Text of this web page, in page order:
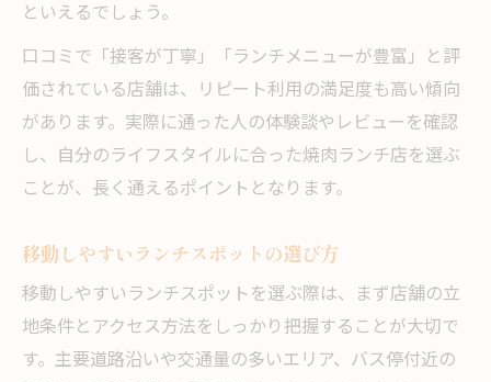
といえるでしょう。
口コミで「接客が丁寧」「ランチメニューが豊富」と評
価されている店舗は、リピート利用の満足度も高い傾向
があります。実際に通った人の体験談やレビューを確認
し、自分のライフスタイルに合った焼肉ランチ店を選ぶ
ことが、長く通えるポイントとなります。
移動しやすいランチスポットの選び方
移動しやすいランチスポットを選ぶ際は、まず店舗の立
地条件とアクセス方法をしっかり把握することが大切で
す。主要道路沿いや交通量の多いエリア、バス停付近の